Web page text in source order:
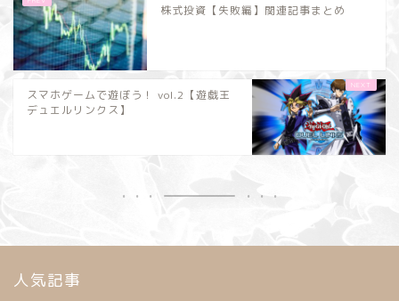
株式投資【失敗編】関連記事まとめ
スマホゲームで遊ぼう！ vol.2【遊戯王
デュエルリンクス】
人気記事